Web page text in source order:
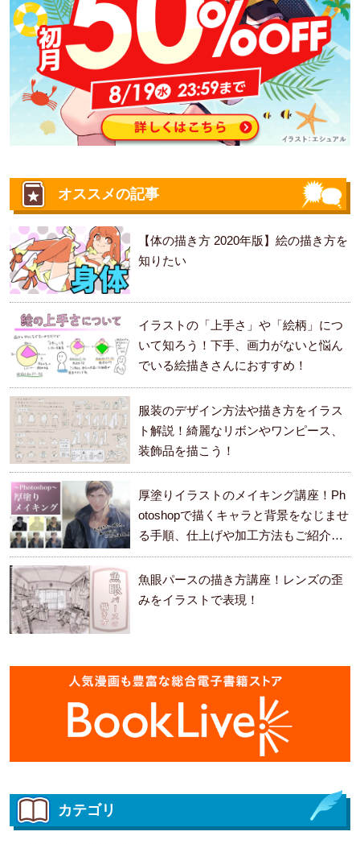
オススメの記事
【体の描き方 2020年版】絵の描き方を
知りたい
イラストの「上手さ」や「絵柄」につ
いて知ろう！下手、画力がないと悩ん
でいる絵描きさんにおすすめ！
服装のデザイン方法や描き方をイラス
ト解説！綺麗なリボンやワンピース、
装飾品を描こう！
厚塗りイラストのメイキング講座！Ph
otoshopで描くキャラと背景をなじませ
る手順、仕上げや加工方法もご紹介し
ます。
魚眼パースの描き方講座！レンズの歪
みをイラストで表現！
カテゴリ